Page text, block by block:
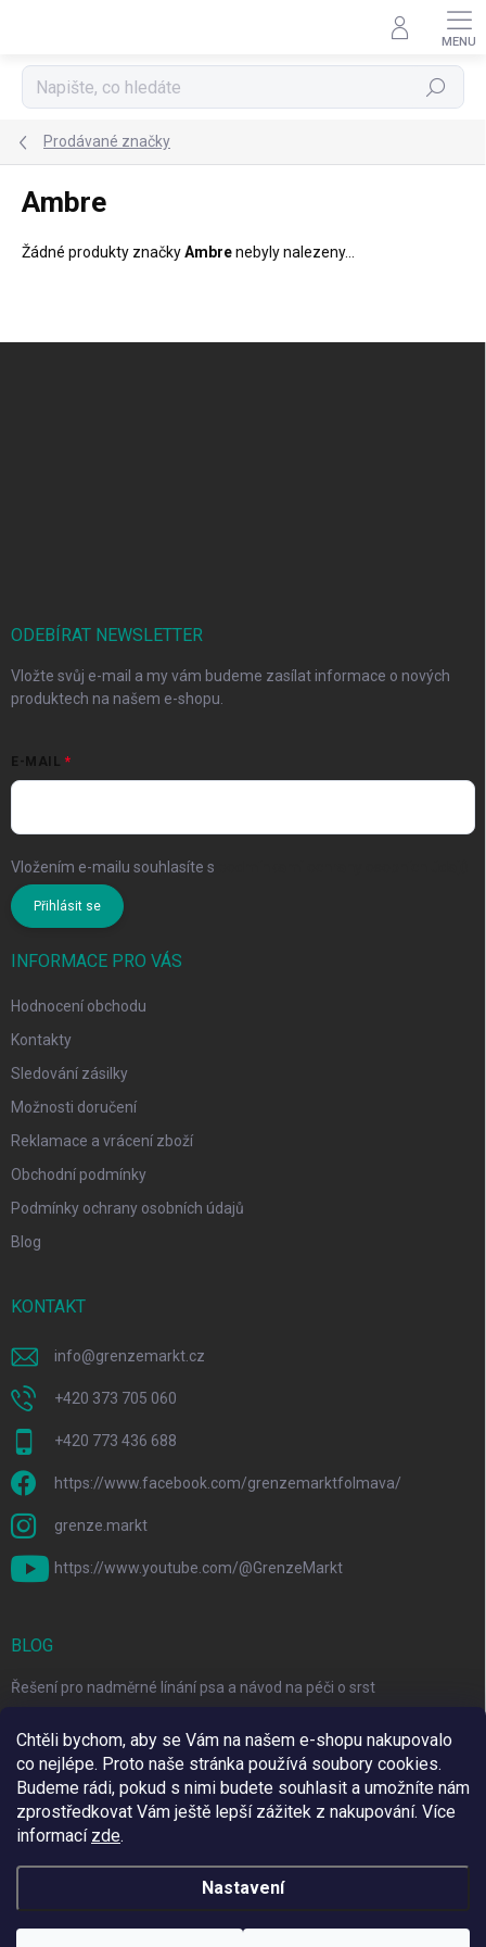
Chtěli bychom, aby se Vám na našem e-shopu nakupovalo
co nejlépe. Proto naše stránka používá soubory cookies.
Budeme rádi, pokud s nimi budete souhlasit a umožníte nám
zprostředkovat Vám ještě lepší zážitek z nakupování. Více
informací zde.
Nastavení
Hledat
Prodávané značky
Ambre
Žádné produkty značkyAmbrenebyly nalezeny...
ODEBÍRAT NEWSLETTER
Vložte svůj e-mail a my vám budeme zasílat informace o nových
produktech na našem e-shopu.
E-MAIL
Vložením e-mailu souhlasíte s
Přihlásit se
INFORMACE PRO VÁS
Hodnocení obchodu
Kontakty
Sledování zásilky
Možnosti doručení
Reklamace a vrácení zboží
Obchodní podmínky
Podmínky ochrany osobních údajů
Blog
KONTAKT
info@grenzemarkt.cz
+420 373 705 060
+420 773 436 688
https://www.facebook.com/grenzemarktfolmava/
grenze.markt
https://www.youtube.com/@GrenzeMarkt
BLOG
Řešení pro nadměrné línání psa a návod na péči o srst
Top 6 značek pro domácí mazlíčky za skvělé ceny
Copyright 2026Grenze Markt Online. Všechna práva vyhrazena.Upravit